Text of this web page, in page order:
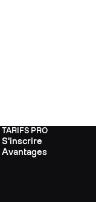
TARIFS PRO
S'inscrire
Avantages